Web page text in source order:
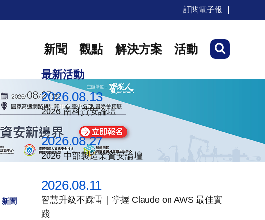
訂閱電子報
新聞 觀點 解決方案 活動
新聞
最新活動
2026.08.13
2026 南科資安論壇
2026.08.27
2026 中部製造業資安論壇
2026.08.11
智慧升級不踩雷｜掌握 Claude on AWS 最佳實
踐